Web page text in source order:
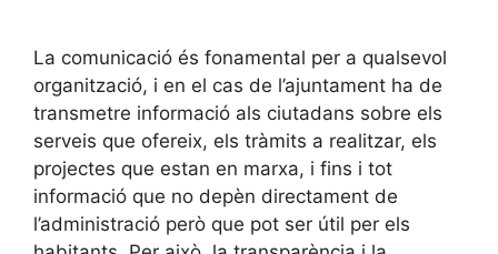
La comunicació és fonamental per a qualsevol
organització, i en el cas de l’ajuntament ha de
transmetre informació als ciutadans sobre els
serveis que ofereix, els tràmits a realitzar, els
projectes que estan en marxa, i fins i tot
informació que no depèn directament de
l’administració però que pot ser útil per els